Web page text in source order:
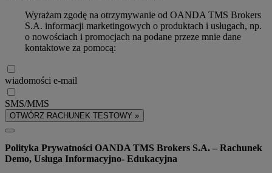
Wyrażam zgodę na otrzymywanie od OANDA TMS Brokers
S.A. informacji marketingowych o produktach i usługach, np.
o nowościach i promocjach na podane przeze mnie dane
kontaktowe za pomocą:
wiadomości e-mail
SMS/MMS
OTWÓRZ RACHUNEK TESTOWY »
Polityka Prywatności OANDA TMS Brokers S.A. – Rachunek
Demo, Usługa Informacyjno- Edukacyjna